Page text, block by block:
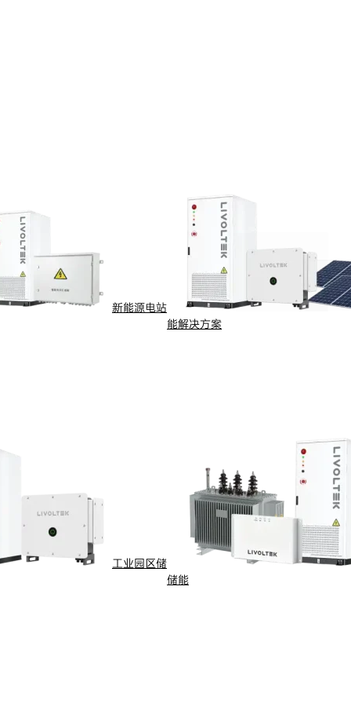
新能源电站
能解决方案
工业园区储
储能
自动化的可靠通道。
源管理。